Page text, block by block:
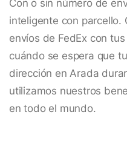
Con o sin número de
inteligente con parcello.
envíos de FedEx con
cuándo se espera que
dirección en Arada
utilizamos nuestros
en todo el mundo.